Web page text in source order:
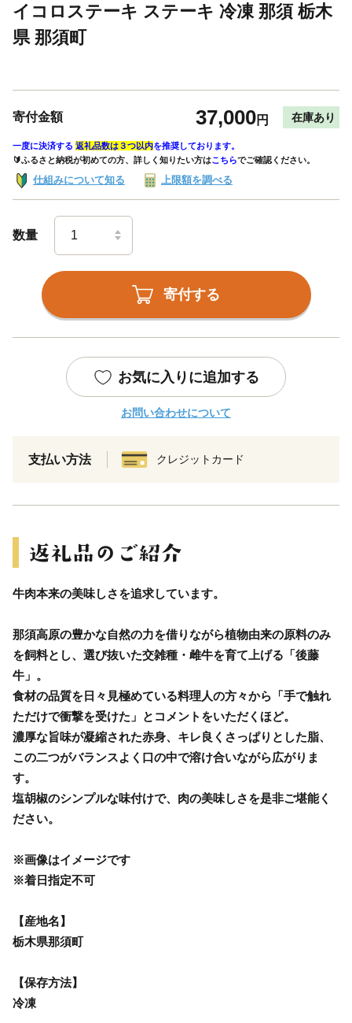
イコロステーキ ステーキ 冷凍 那須 栃木
県 那須町
寄付金額 37,000円 在庫あり
一度に決済する 返礼品数は３つ以内を推奨しております。
🔰ふるさと納税が初めての方、詳しく知りたい方はこちらでご確認ください。
仕組みについて知る 上限額を調べる
数量
寄付する
お気に入りに追加する
お問い合わせについて
支払い方法 クレジットカード
牛肉本来の美味しさを追求しています。
那須高原の豊かな自然の力を借りながら植物由来の原料のみ
を飼料とし、選び抜いた交雑種・雌牛を育て上げる「後藤
牛」。
食材の品質を日々見極めている料理人の方々から「手で触れ
ただけで衝撃を受けた」とコメントをいただくほど。
濃厚な旨味が凝縮された赤身、キレ良くさっぱりとした脂、
この二つがバランスよく口の中で溶け合いながら広がりま
す。
塩胡椒のシンプルな味付けで、肉の美味しさを是非ご堪能く
ださい。
※画像はイメージです
※着日指定不可
【産地名】
栃木県那須町
【保存方法】
冷凍